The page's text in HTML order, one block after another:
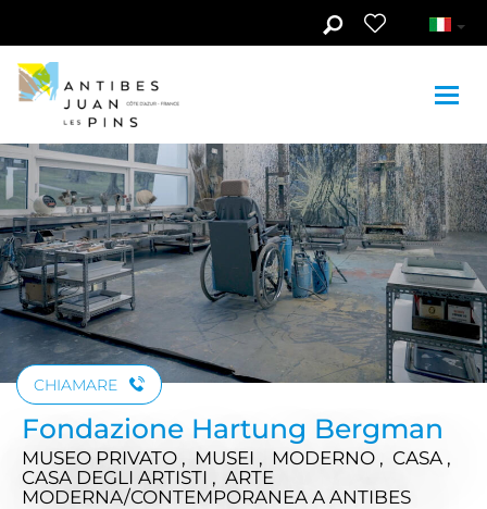
Guarda le foto (4)
CHIAMARE
Fondazione Hartung Bergman
MUSEO PRIVATO , MUSEI , MODERNO , CASA ,
CASA DEGLI ARTISTI , ARTE
MODERNA/CONTEMPORANEA A ANTIBES